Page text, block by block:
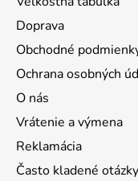
Doprava
Obchodné
Ochrana osobných
O nás
Vrátenie a výmena
Reklamácia
Často kladené otázky